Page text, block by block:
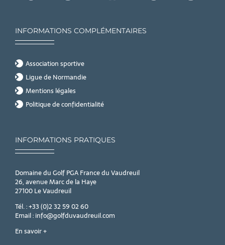
INFORMATIONS COMPLÉMENTAIRES
Association sportive
Ligue de Normandie
Mentions légales
Politique de confidentialité
INFORMATIONS PRATIQUES
Domaine du Golf PGA France du Vaudreuil
26, avenue Marc de la Haye
27100 Le Vaudreuil
Tél. : +33 (0)2 32 59 02 60
Email : info@golfduvaudreuil.com
En savoir +